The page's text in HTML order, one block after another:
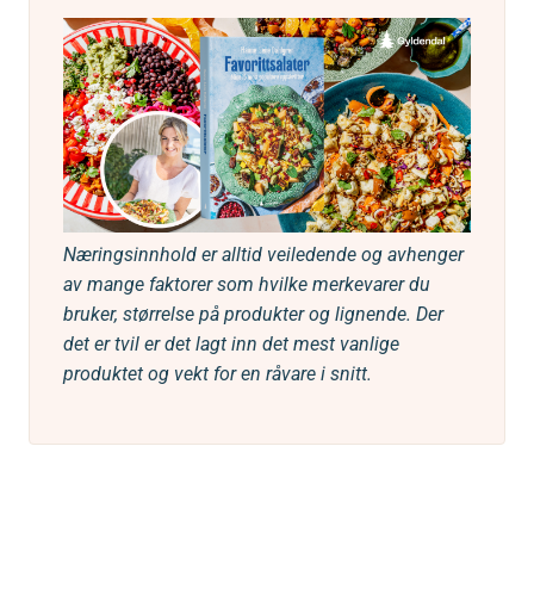
Næringsinnhold er alltid veiledende og avhenger
av mange faktorer som hvilke merkevarer du
bruker, størrelse på produkter og lignende. Der
det er tvil er det lagt inn det mest vanlige
produktet og vekt for en råvare i snitt.